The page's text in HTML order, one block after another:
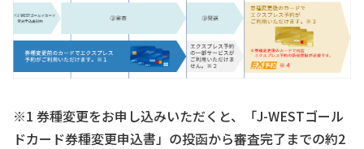
※1 券種変更をお申し込みいただくと、「J-WESTゴール
ドカード券種変更申込書」の投函から審査完了までの約2